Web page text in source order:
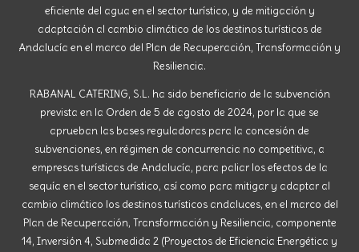
eficiente del agua en el sector turístico, y de mitigación y
adaptación al cambio climático de los destinos turísticos de
Andalucía en el marco del Plan de Recuperación, Transformación y
Resiliencia.
RABANAL CATERING, S.L. ha sido beneficiario de la subvención
prevista en la Orden de 5 de agosto de 2024, por la que se
aprueban las bases reguladoras para la concesión de
subvenciones, en régimen de concurrencia no competitiva, a
empresas turísticas de Andalucía, para paliar los efectos de la
sequía en el sector turístico, así como para mitigar y adaptar al
cambio climático los destinos turísticos andaluces, en el marco del
Plan de Recuperación, Transformación y Resiliencia, componente
14, Inversión 4, Submedida 2 (Proyectos de Eficiencia Energética y